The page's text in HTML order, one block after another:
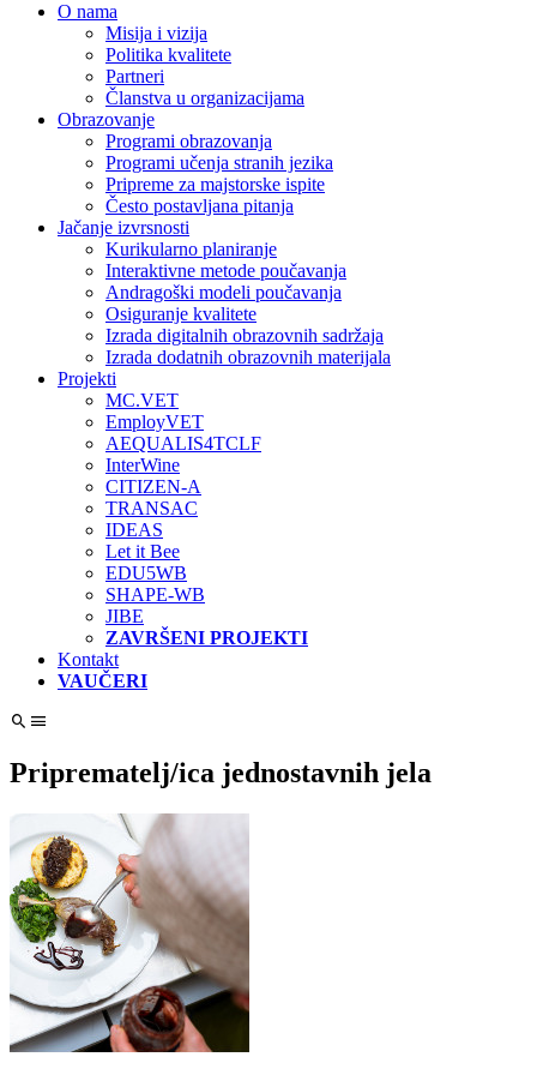
O nama
Misija i vizija
Politika kvalitete
Partneri
Članstva u organizacijama
Obrazovanje
Programi obrazovanja
Programi učenja stranih jezika
Pripreme za majstorske ispite
Često postavljana pitanja
Jačanje izvrsnosti
Kurikularno planiranje
Interaktivne metode poučavanja
Andragoški modeli poučavanja
Osiguranje kvalitete
Izrada digitalnih obrazovnih sadržaja
Izrada dodatnih obrazovnih materijala
Projekti
MC.VET
EmployVET
AEQUALIS4TCLF
InterWine
CITIZEN-A
TRANSAC
IDEAS
Let it Bee
EDU5WB
SHAPE-WB
JIBE
ZAVRŠENI PROJEKTI
Kontakt
VAUČERI
Priprematelj/ica jednostavnih jela